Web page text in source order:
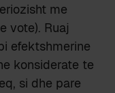
me
vote). Ruaj
efektshmerine
konsiderate te
si dhe pare